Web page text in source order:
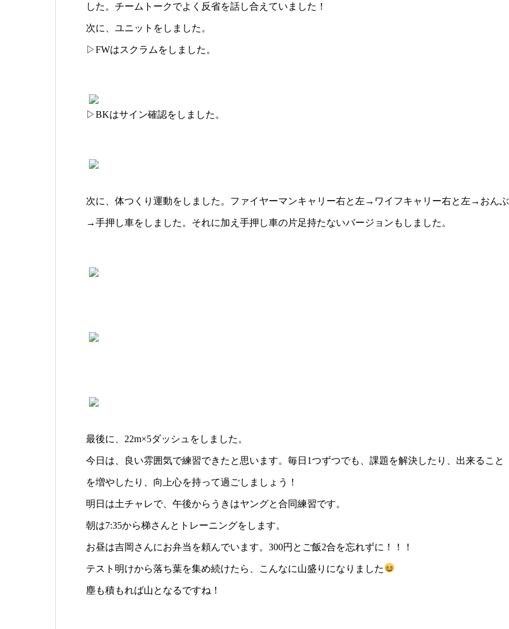
した。チームトークでよく反省を話し合えていました！
次に、ユニットをしました。
▷FWはスクラムをしました。
▷BKはサイン確認をしました。
次に、体つくり運動をしました。ファイヤーマンキャリー右と左→ワイフキャリー右と左→おんぶ
→手押し車をしました。それに加え手押し車の片足持たないバージョンもしました。
最後に、22m×5ダッシュをしました。
今日は、良い雰囲気で練習できたと思います。毎日1つずつでも、課題を解決したり、出来ること
を増やしたり、向上心を持って過ごしましょう！
明日は土チャレで、午後からうきはヤングと合同練習です。
朝は7:35から梯さんとトレーニングをします。
お昼は吉岡さんにお弁当を頼んでいます。300円とご飯2合を忘れずに！！！
テスト明けから落ち葉を集め続けたら、こんなに山盛りになりました
塵も積もれば山となるですね！